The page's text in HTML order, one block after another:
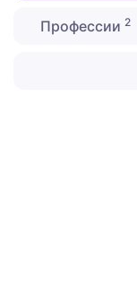
Профессии 2